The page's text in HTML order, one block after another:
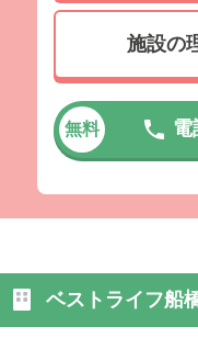
施設の
無料 電
ベストライフ船